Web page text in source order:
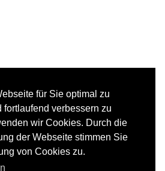
für Sie optimal zu
fortlaufend verbessern zu
wir Cookies. Durch die
der Webseite stimmen Sie
von Cookies zu.